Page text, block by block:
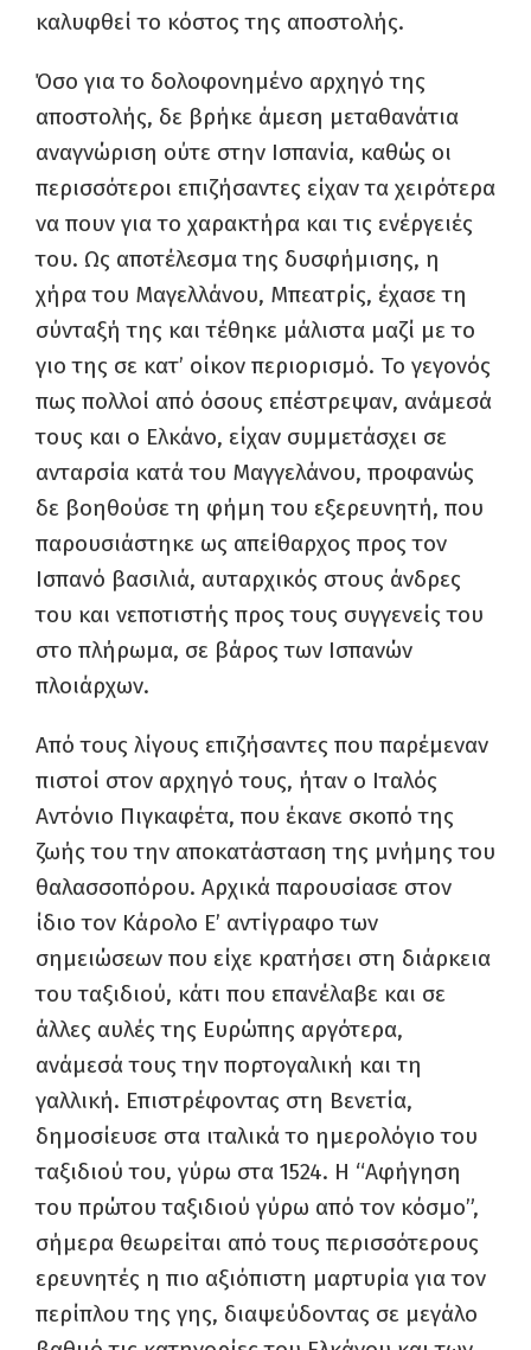
καλυφθεί το κόστος της αποστολής.
Όσο για το δολοφονημένο αρχηγό της
αποστολής, δε βρήκε άμεση μεταθανάτια
αναγνώριση ούτε στην Ισπανία, καθώς οι
περισσότεροι επιζήσαντες είχαν τα χειρότερα
να πουν για το χαρακτήρα και τις ενέργειές
του. Ως αποτέλεσμα της δυσφήμισης, η
χήρα του Μαγελλάνου, Μπεατρίς, έχασε τη
σύνταξή της και τέθηκε μάλιστα μαζί με το
γιο της σε κατ’ οίκον περιορισμό. Το γεγονός
πως πολλοί από όσους επέστρεψαν, ανάμεσά
τους και ο Ελκάνο, είχαν συμμετάσχει σε
ανταρσία κατά του Μαγγελάνου, προφανώς
δε βοηθούσε τη φήμη του εξερευνητή, που
παρουσιάστηκε ως απείθαρχος προς τον
Ισπανό βασιλιά, αυταρχικός στους άνδρες
του και νεποτιστής προς τους συγγενείς του
στο πλήρωμα, σε βάρος των Ισπανών
πλοιάρχων.
Από τους λίγους επιζήσαντες που παρέμεναν
πιστοί στον αρχηγό τους, ήταν ο Iταλός
Αντόνιο Πιγκαφέτα, που έκανε σκοπό της
ζωής του την αποκατάσταση της μνήμης του
θαλασσοπόρου. Αρχικά παρουσίασε στον
ίδιο τον Κάρολο Ε’ αντίγραφο των
σημειώσεων που είχε κρατήσει στη διάρκεια
του ταξιδιού, κάτι που επανέλαβε και σε
άλλες αυλές της Ευρώπης αργότερα,
ανάμεσά τους την πορτογαλική και τη
γαλλική. Επιστρέφοντας στη Βενετία,
δημοσίευσε στα ιταλικά το ημερολόγιο του
ταξιδιού του, γύρω στα 1524. Η “Αφήγηση
του πρώτου ταξιδιού γύρω από τον κόσμο”,
σήμερα θεωρείται από τους περισσότερους
ερευνητές η πιο αξιόπιστη μαρτυρία για τον
περίπλου της γης, διαψεύδοντας σε μεγάλο